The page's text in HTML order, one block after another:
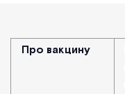
Про вакцину